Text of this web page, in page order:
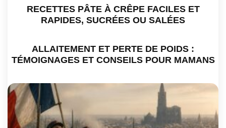
RECETTES PÂTE À CRÊPE FACILES ET
RAPIDES, SUCRÉES OU SALÉES
ALLAITEMENT ET PERTE DE POIDS :
TÉMOIGNAGES ET CONSEILS POUR MAMANS